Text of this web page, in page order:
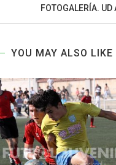
FOTOGALERÍA.
YOU MAY ALSO LIKE